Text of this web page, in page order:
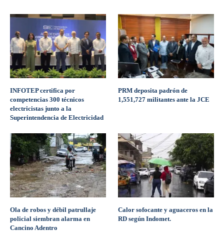
INFOTEP certifica por
competencias 300 técnicos
electricistas junto a la
Superintendencia de Electricidad
PRM deposita padrón de
1,551,727 militantes ante la JCE
Ola de robos y débil patrullaje
policial siembran alarma en
Cancino Adentro
Calor sofocante y aguaceros en la
RD según Indomet.